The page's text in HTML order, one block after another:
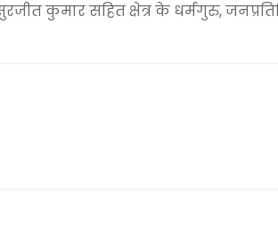
कुमार सहित क्षेत्र के धर्मगुरु,